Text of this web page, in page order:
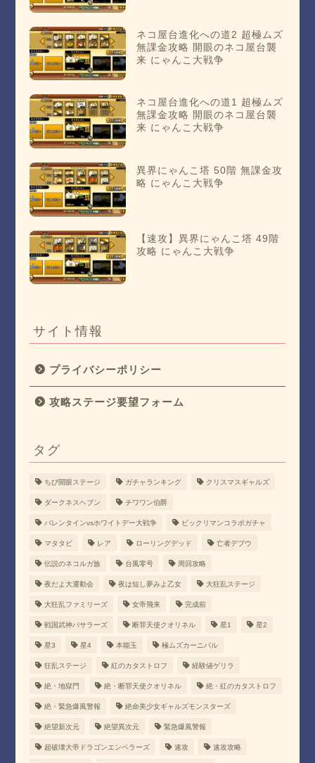
ネコ屋台進化への道2 超極ムズ
無課金攻略 開眼のネコ屋台襲
来 にゃんこ大戦争
ネコ屋台進化への道1 超極ムズ
無課金攻略 開眼のネコ屋台襲
来 にゃんこ大戦争
異界にゃんこ塔 50階 無課金攻
略 にゃんこ大戦争
【速攻】異界にゃんこ塔 49階
攻略 にゃんこ大戦争
サイト情報
プライバシーポリシー
攻略ステージ要望フォーム
タグ
ちび開眼ステージ ガチャランキング クリスマスギャルズ
ダークネスヘブン チワワン伯爵
バレンタインvsホワイトデー大戦争 ビックリマンコラボガチャ
マタタビ レア ローリングデッド 亡者デブウ
伝説のネコルガ族 台風零号 周回攻略
夜だよ大運動会 夜は短し夢みよ乙女 大狂乱ステージ
大狂乱ファミリーズ 女帝飛来 完成前
戦国武神バサラーズ 断罪天使クオリネル 星1 星2
星3 星4 本能玉 極ムズカーニバル
狂乱ステージ 紅のカタストロフ 経験値ゲリラ
絶・地獄門 絶・断罪天使クオリネル 絶・紅のカタストロフ
絶・緊急爆風警報 絶命美少女ギャルズモンスターズ
絶望新次元 絶望異次元 緊急爆風警報
超破壊大帝ドラゴンエンペラーズ 速攻 速攻攻略